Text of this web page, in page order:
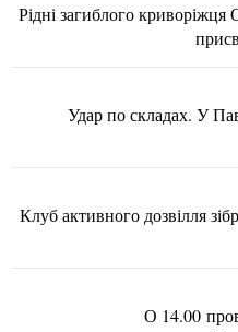
Рідні загиблого
Удар по складах. У
Клуб активного дозвілля
О 14.00